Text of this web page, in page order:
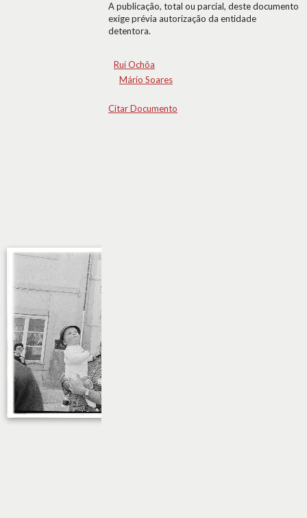
A publicação, total ou parcial, deste documento
exige prévia autorização da entidade
detentora.
Rui Ochôa
Mário Soares
Citar Documento